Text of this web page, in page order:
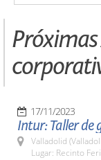
17/11/2023
Intur: Taller de
Valladolid
Lugar: Recinto